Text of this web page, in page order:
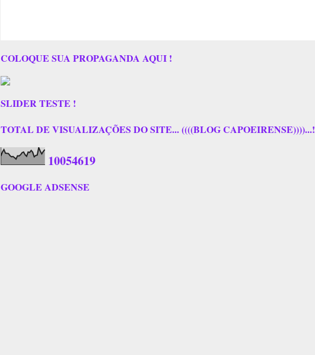
COLOQUE SUA PROPAGANDA AQUI !
SLIDER TESTE !
TOTAL DE VISUALIZAÇÕES DO SITE... ((((BLOG CAPOEIRENSE))))...!
10054619
GOOGLE ADSENSE